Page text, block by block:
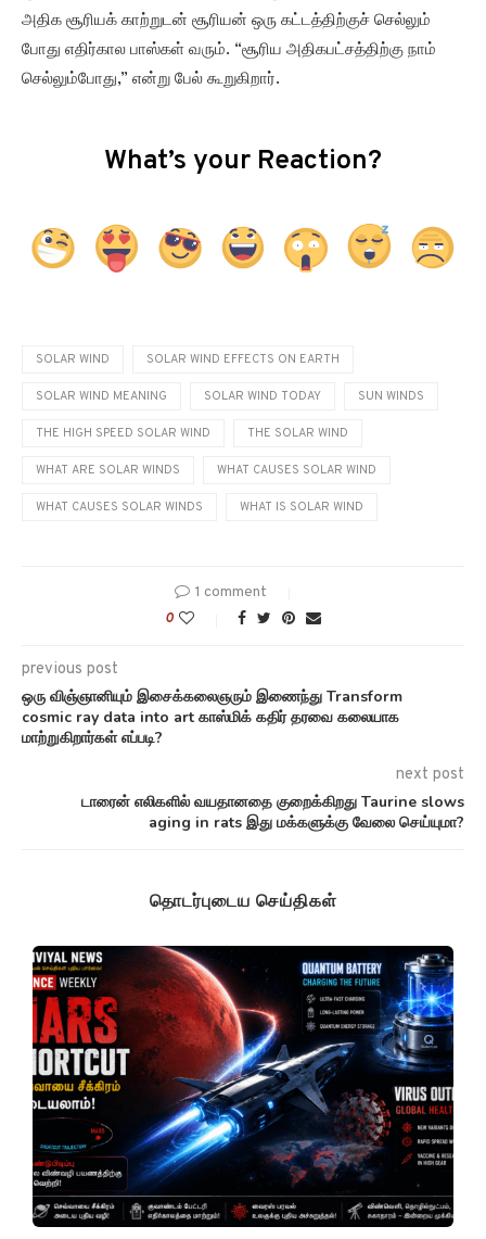
அதிக சூரியக் காற்றுடன் சூரியன் ஒரு கட்டத்திற்குச் செல்லும்
போது எதிர்கால பாஸ்கள் வரும். “சூரிய அதிகபட்சத்திற்கு நாம்
செல்லும்போது,” என்று பேல் கூறுகிறார்.
What’s your Reaction?
SOLAR WIND SOLAR WIND EFFECTS ON EARTH
SOLAR WIND MEANING SOLAR WIND TODAY SUN WINDS
THE HIGH SPEED SOLAR WIND THE SOLAR WIND
WHAT ARE SOLAR WINDS WHAT CAUSES SOLAR WIND
WHAT CAUSES SOLAR WINDS WHAT IS SOLAR WIND
1 comment
0
previous post
ஒரு விஞ்ஞானியும் இசைக்கலைஞரும் இணைந்து Transform
cosmic ray data into art காஸ்மிக் கதிர் தரவை கலையாக
மாற்றுகிறார்கள் எப்படி?
next post
டாரைன் எலிகளில் வயதானதை குறைக்கிறது Taurine slows
aging in rats இது மக்களுக்கு வேலை செய்யுமா?
தொடர்புடைய செய்திகள்